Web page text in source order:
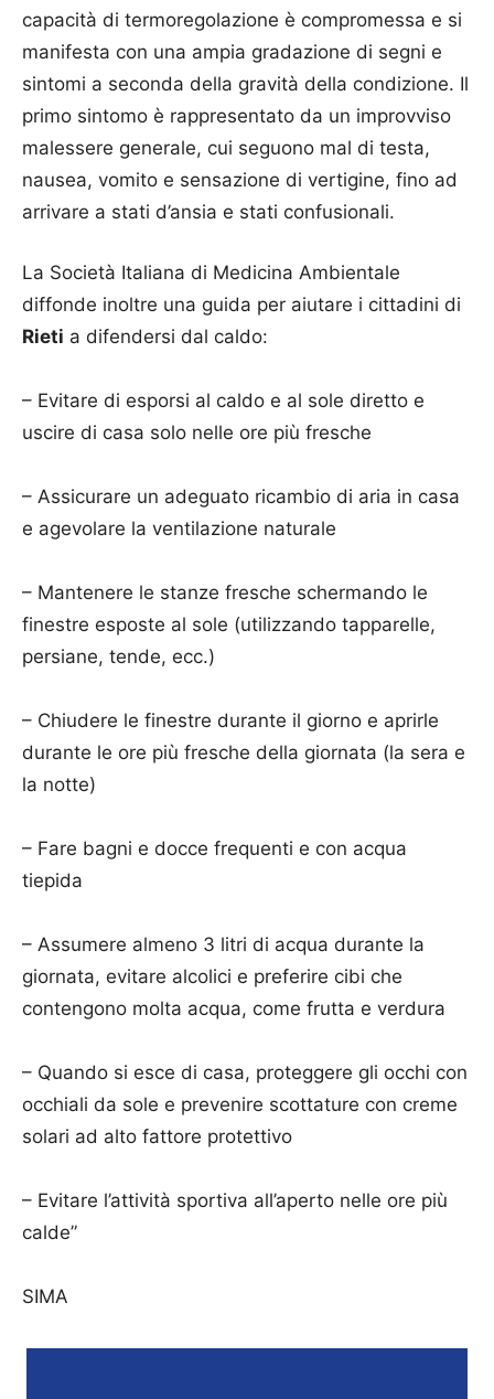
capacità di termoregolazione è compromessa e si
manifesta con una ampia gradazione di segni e
sintomi a seconda della gravità della condizione. Il
primo sintomo è rappresentato da un improvviso
malessere generale, cui seguono mal di testa,
nausea, vomito e sensazione di vertigine, fino ad
arrivare a stati d’ansia e stati confusionali.
La Società Italiana di Medicina Ambientale
diffonde inoltre una guida per aiutare i cittadini di
Rieti a difendersi dal caldo:
– Evitare di esporsi al caldo e al sole diretto e
uscire di casa solo nelle ore più fresche
– Assicurare un adeguato ricambio di aria in casa
e agevolare la ventilazione naturale
– Mantenere le stanze fresche schermando le
finestre esposte al sole (utilizzando tapparelle,
persiane, tende, ecc.)
– Chiudere le finestre durante il giorno e aprirle
durante le ore più fresche della giornata (la sera e
la notte)
– Fare bagni e docce frequenti e con acqua
tiepida
– Assumere almeno 3 litri di acqua durante la
giornata, evitare alcolici e preferire cibi che
contengono molta acqua, come frutta e verdura
– Quando si esce di casa, proteggere gli occhi con
occhiali da sole e prevenire scottature con creme
solari ad alto fattore protettivo
– Evitare l’attività sportiva all’aperto nelle ore più
calde”
SIMA